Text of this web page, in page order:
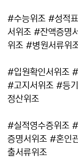
#수능위조 #성적
서위조 #잔액증명
위조 #병원서류위
#입원확인서위조
#고지서위조 #등
정산위조
#실적영수증위조
증명서위조 #혼인
출서류위조